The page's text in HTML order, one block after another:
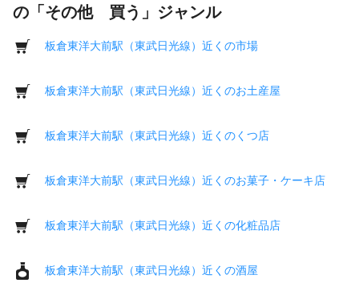
の「その他 買う」ジャンル
板倉東洋大前駅（東武日光線）近くの市場
板倉東洋大前駅（東武日光線）近くのお土産屋
板倉東洋大前駅（東武日光線）近くのくつ店
板倉東洋大前駅（東武日光線）近くのお菓子・ケーキ店
板倉東洋大前駅（東武日光線）近くの化粧品店
板倉東洋大前駅（東武日光線）近くの酒屋